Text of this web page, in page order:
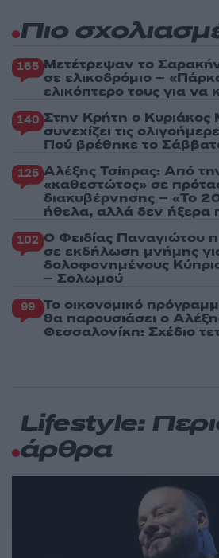
Πιο
165 Μετέτρεψαν το
σε ελικοδρόμιο –
ελικόπτερο τους για να
140 Στην Κρήτη ο Κυριάκος
συνεχίζει τις
Πού βρέθηκε το
125 Αλέξης Τσίπρας: Από
«καθεστώτος» σε
διακυβέρνησης – «Το
ήθελα, αλλά δεν ήξερα
102 Ο Φειδίας Παναγιώτου
σε εκδήλωση μνήμης
δολοφονημένους
– Σολωμού
99 Το οικονομικό
θα παρουσιάσει ο
Θεσσαλονίκη: Σχέδιο
Lifestyle:
άρθρα